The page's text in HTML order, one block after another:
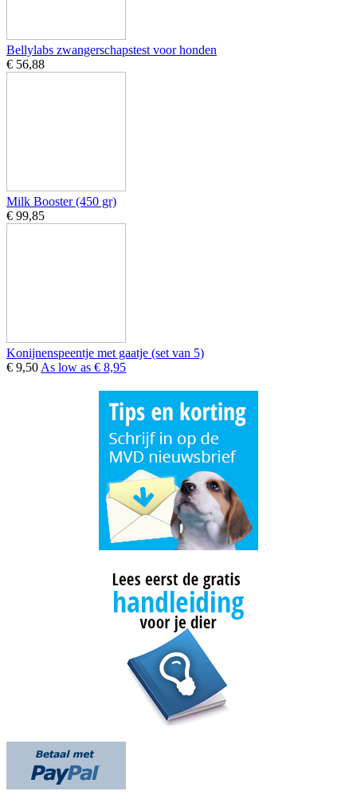
Bellylabs zwangerschapstest voor honden
€ 56,88
Milk Booster (450 gr)
€ 99,85
Konijnenspeentje met gaatje (set van 5)
€ 9,50 As low as € 8,95